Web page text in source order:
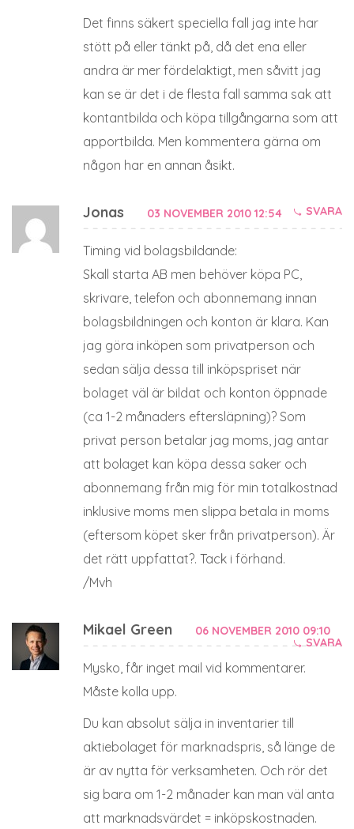
Det finns säkert speciella fall jag inte har
stött på eller tänkt på, då det ena eller
andra är mer fördelaktigt, men såvitt jag
kan se är det i de flesta fall samma sak att
kontantbilda och köpa tillgångarna som att
apportbilda. Men kommentera gärna om
någon har en annan åsikt.
Jonas 03 NOVEMBER 2010 12:54 SVARA
Timing vid bolagsbildande:
Skall starta AB men behöver köpa PC,
skrivare, telefon och abonnemang innan
bolagsbildningen och konton är klara. Kan
jag göra inköpen som privatperson och
sedan sälja dessa till inköpspriset när
bolaget väl är bildat och konton öppnade
(ca 1-2 månaders eftersläpning)? Som
privat person betalar jag moms, jag antar
att bolaget kan köpa dessa saker och
abonnemang från mig för min totalkostnad
inklusive moms men slippa betala in moms
(eftersom köpet sker från privatperson). Är
det rätt uppfattat?. Tack i förhand.
/Mvh
Mikael Green
06 NOVEMBER 2010 09:10
SVARA
Mysko, får inget mail vid kommentarer.
Måste kolla upp.
Du kan absolut sälja in inventarier till
aktiebolaget för marknadspris, så länge de
är av nytta för verksamheten. Och rör det
sig bara om 1-2 månader kan man väl anta
att marknadsvärdet = inköpskostnaden.